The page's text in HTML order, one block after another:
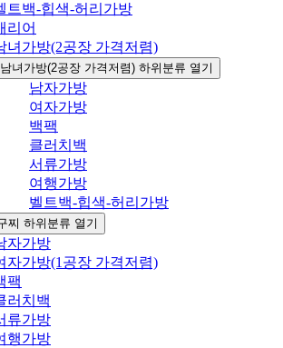
트백-힙색-허리가방
리어
녀가방(2공장 가격저렴)
남녀가방(2공장 가격저렴) 하위분류 열기
남자가방
여자가방
백팩
클러치백
서류가방
여행가방
벨트백-힙색-허리가방
찌 하위분류 열기
자가방
자가방(1공장 가격저렴)
팩
러치백
류가방
행가방